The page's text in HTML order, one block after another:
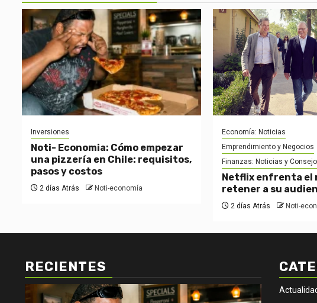
Inversiones
Noti- Economia: Cómo empezar
una pizzería en Chile: requisitos,
pasos y costos
2 días Atrás Noti-economía
Economía: Noticias
Emprendimiento y Negocios
Finanzas: Noticias y
Netflix enfrenta el
retener a su
2 días Atrás Noti-
RECIENTES